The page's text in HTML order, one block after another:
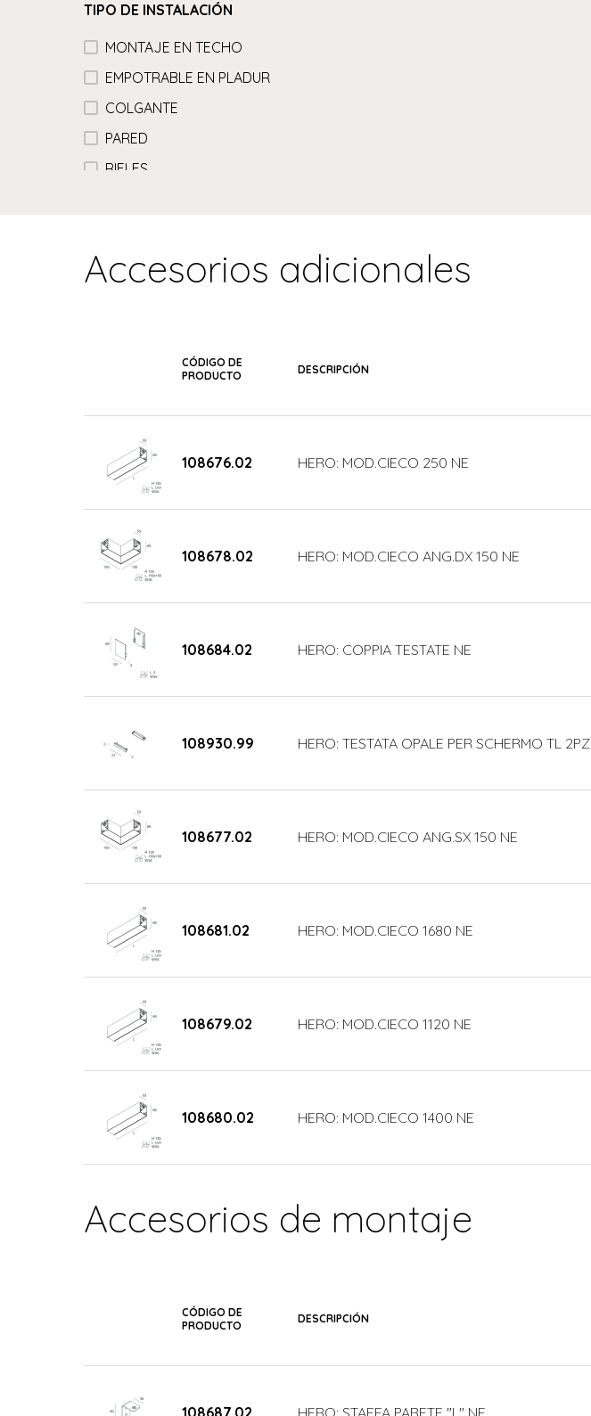
TIPO DE INSTALACIÓN
MONTAJE EN TECHO
EMPOTRABLE EN PLADUR
COLGANTE
PARED
RIELES
Accesorios adicionales
CÓDIGO DE
PRODUCTO
DESCRIPCIÓN
108676.02 HERO: MOD.CIECO 250 NE
108678.02 HERO: MOD.CIECO ANG.DX 150 NE
108684.02 HERO: COPPIA TESTATE NE
108930.99 HERO: TESTATA OPALE PER SCHERMO TL 2PZ
108677.02 HERO: MOD.CIECO ANG.SX 150 NE
108681.02 HERO: MOD.CIECO 1680 NE
108679.02 HERO: MOD.CIECO 1120 NE
108680.02 HERO: MOD.CIECO 1400 NE
Accesorios de montaje
CÓDIGO DE
PRODUCTO
DESCRIPCIÓN
108687.02 HERO: STAFFA PARETE "L" NE